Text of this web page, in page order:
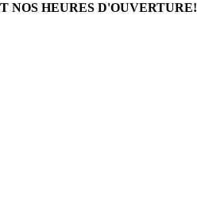
NOS HEURES D'OUVERTURE!